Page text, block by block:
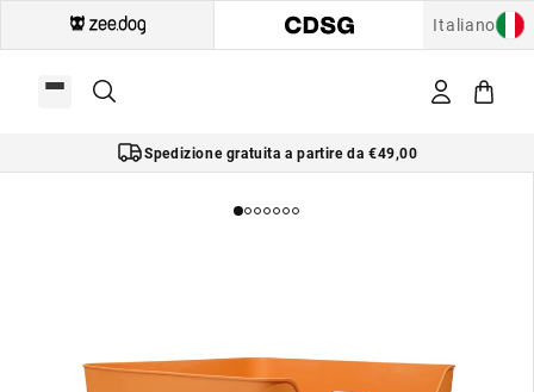
Spedizione gratuita a partire da €49,00
Italiano